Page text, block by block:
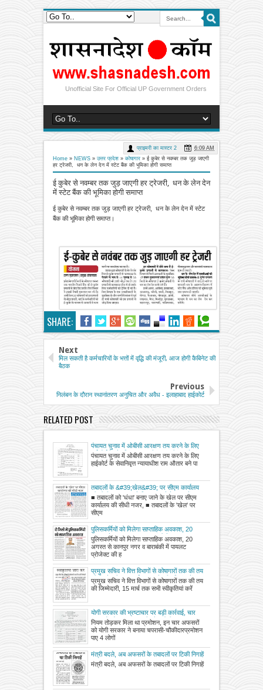
Unofficial Site For Official UP Government Orders
Home » NEWS » उत्तर प्रदेश » कोषागार » ई कुबेर से नवम्बर तक जुड़ जाएगी
हर ट्रेजरी, धन के लेन देन में स्टेट बैंक की भूमिका होगी समाप्त
ई कुबेर से नवम्बर तक जुड़ जाएगी हर ट्रेजरी, धन के लेन देन
में स्टेट बैंक की भूमिका होगी समाप्त
प्राइमरी का मास्टर 2 6:09 AM
ई कुबेर से नवम्बर तक जुड़ जाएगी हर ट्रेजरी, धन के लेन देन में स्टेट
बैंक की भूमिका होगी समाप्त।
SHARE:
Next
मिल सकती है कर्मचारियों के भत्तों में वृद्धि की मंजूरी, आज होगी कैबिनेट की
बैठक
Previous
निलंबन के दौरान स्थानांतरण अनुचित और अवैध - इलाहाबाद हाईकोर्ट
RELATED POST
पंचायत चुनाव में ओबीसी आरक्षण तय करने के लिए
हाईकोर्ट के सेवानिवृत्त न्यायाधीश राम औतार बने पांच
सदस्यीय पिछड़ा वर्ग आयोग के अध्यक्ष
पंचायत चुनाव में ओबीसी आरक्षण तय करने के लिए
हाईकोर्ट के सेवानिवृत्त न्यायाधीश राम औतार बने पा
तबादलों के &#39;खेल&#39; पर सीएम कार्यालय
की सीधी नजर तबादले निरस्त करने के साथ टेंडर,
निर्माण की भी जांच शुरू
■ तबादलों को 'धंधा' बनाए जाने के खेल पर सीएम
कार्यालय की सीधी नजर, ■ तबादलों के 'खेल' पर
सीएम
पुलिसकर्मियों को मिलेगा साप्ताहिक अवकाश, 20
अगस्त से कानपुर नगर व बाराबंकी में पायलट
प्रोजेक्ट की होगी शुरुआत
पुलिसकर्मियों को मिलेगा साप्ताहिक अवकाश, 20
अगस्त से कानपुर नगर व बाराबंकी में पायलट
प्रोजेक्ट की ह
प्रमुख सचिव ने वित्त विभागों से कोषागारों तक की तय
की जिम्मेदारी, 15 मार्च तक सभी स्वीकृतियां करें
जारी, राशि लेप्स हुई तो अधिकारी होंगे जिम्मेदार
प्रमुख सचिव ने वित्त विभागों से कोषागारों तक की तय
की जिम्मेदारी, 15 मार्च तक सभी स्वीकृतियां करें
योगी सरकार की भ्रष्टाचार पर बड़ी कार्रवाई, चार
अफसरों को बनाया चपरासी और चौकीदार
नियम तोड़कर मिला था प्रमोशन, इन चार अफसरों
को योगी सरकार ने बनाया चपरासी-चौकीदारप्रमोशन
पाए 4 लोगों
मंत्री बदले, अब अफसरों के तबादलों पर टिकी निगाहें
मंत्री बदले, अब अफसरों के तबादलों पर टिकी निगाहें